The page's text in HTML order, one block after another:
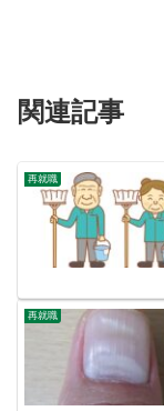
関連記事
再就職
再就職